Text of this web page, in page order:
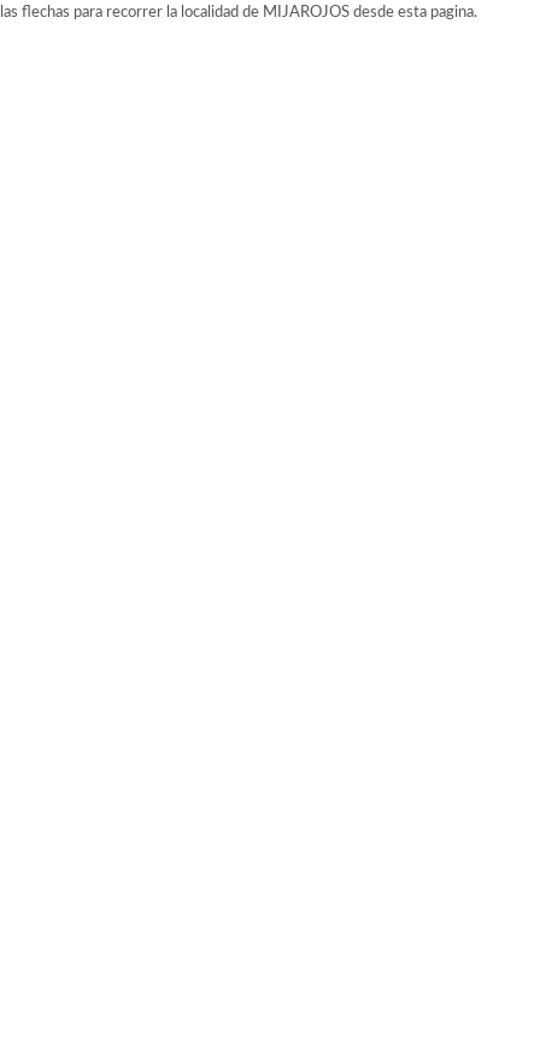
las flechas para recorrer la localidad de MIJAROJOS desde esta pagina.